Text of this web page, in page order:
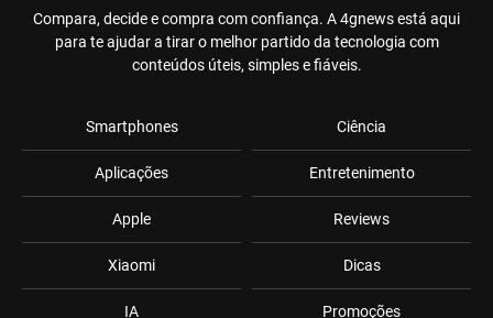
Compara, decide e compra com confiança. A 4gnews está aqui
para te ajudar a tirar o melhor partido da tecnologia com
conteúdos úteis, simples e fiáveis.
Smartphones
Aplicações
Apple
Xiaomi
IA
Ciência
Entretenimento
Reviews
Dicas
Promoções